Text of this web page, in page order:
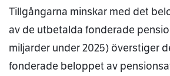
Tillgångarna minskar med det
av de utbetalda fonderade
miljarder under 2025) överstiger
fonderade beloppet av